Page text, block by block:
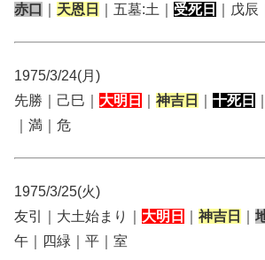
赤口
天恩日 ｜五墓:土｜ 受死日 ｜戊
1975/3/24(月)
先勝｜己巳｜ 大明日 神吉日 十死日
｜満｜危
1975/3/25(火)
友引｜大土始まり｜ 大明日 神吉日
午｜四緑｜平｜室